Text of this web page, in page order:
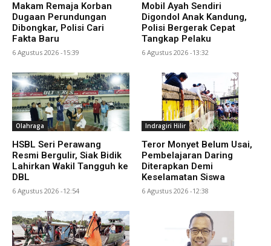
Makam Remaja Korban
Dugaan Perundungan
Dibongkar, Polisi Cari
Fakta Baru
6 Agustus 2026 -15:39
Mobil Ayah Sendiri
Digondol Anak Kandung,
Polisi Bergerak Cepat
Tangkap Pelaku
6 Agustus 2026 -13:32
Olahraga
HSBL Seri Perawang
Resmi Bergulir, Siak Bidik
Lahirkan Wakil Tangguh ke
DBL
6 Agustus 2026 -12:54
Indragiri Hilir
Teror Monyet Belum Usai,
Pembelajaran Daring
Diterapkan Demi
Keselamatan Siswa
6 Agustus 2026 -12:38